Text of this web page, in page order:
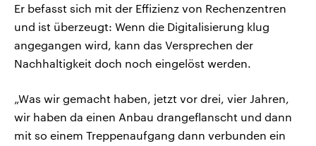
Er befasst sich mit der Effizienz von Rechenzentren
und ist überzeugt: Wenn die Digitalisierung klug
angegangen wird, kann das Versprechen der
Nachhaltigkeit doch noch eingelöst werden.
„Was wir gemacht haben, jetzt vor drei, vier Jahren,
wir haben da einen Anbau drangeflanscht und dann
mit so einem Treppenaufgang dann verbunden ein